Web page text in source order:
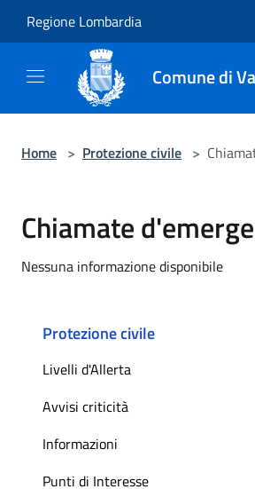
Regione Lombardia
Comune di
Home > Protezione civile >
Chiamate
Nessuna informazione disponibile
Protezione civile
Livelli d'Allerta
Avvisi criticità
Informazioni
Punti di Interesse